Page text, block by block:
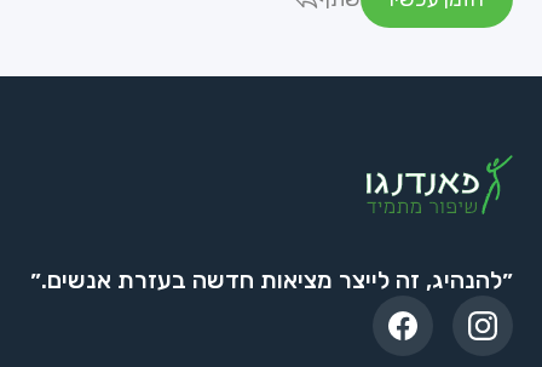
״להנהיג, זה לייצר מציאות חדשה בעזרת אנשים.״